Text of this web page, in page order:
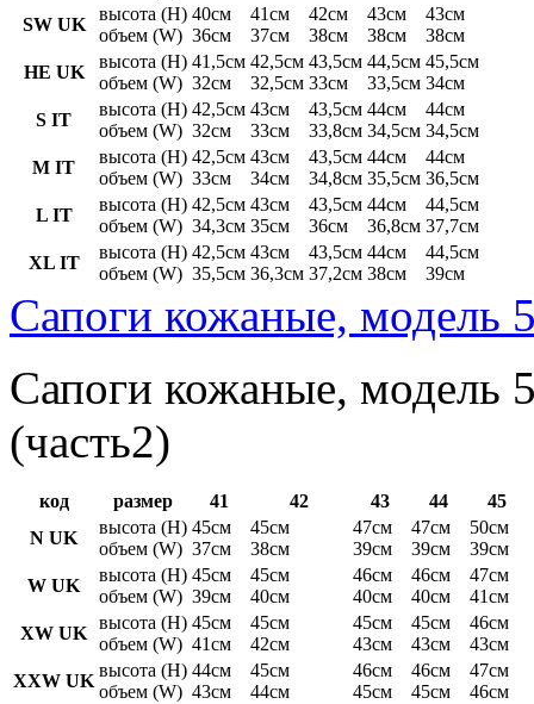
SW UK
высота (H)
объем (W)
40см
36см
41см
37см
42см
38см
43см
38см
43см
38см
HE UK
высота (H)
объем (W)
41,5см
32см
42,5см
32,5см
43,5см
33см
44,5см
33,5см
45,5см
34см
S IT
высота (H)
объем (W)
42,5см
32см
43см
33см
43,5см
33,8см
44см
34,5см
44см
34,5см
M IT
высота (H)
объем (W)
42,5см
33см
43см
34см
43,5см
34,8см
44см
35,5см
44см
36,5см
L IT
высота (H)
объем (W)
42,5см
34,3см
43см
35см
43,5см
36см
44см
36,8см
44,5см
37,7см
XL IT
высота (H)
объем (W)
42,5см
35,5см
43см
36,3см
43,5см
37,2см
44см
38см
44,5см
39см
Сапоги кожаные, модель
Сапоги кожаные, модель
(часть2)
код размер 41 42 43 44
45
N UK
высота (H)
объем (W)
45см
37см
45см
38см
47см
39см
47см
39см
50см
39см
W UK
высота (H)
объем (W)
45см
39см
45см
40см
46см
40см
46см
40см
47см
41см
XW UK
высота (H)
объем (W)
45см
41см
45см
42см
45см
43см
45см
43см
46см
43см
XXW UK
высота (H)
объем (W)
44см
43см
45см
44см
46см
45см
46см
45см
47см
46см